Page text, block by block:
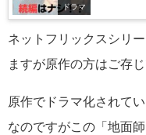
ドラマ
ネットフリックスシリ
ますが原作の方はご存
原作でドラマ化されてい
なのですがこの「地面